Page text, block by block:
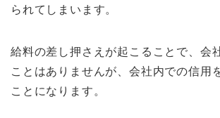
られてしまいます。
給料の差し押さえが起こることで、会
ことはありませんが、会社内での信用
ことになります。